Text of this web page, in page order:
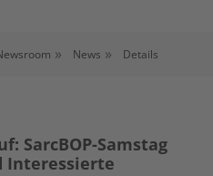
News Details
SarcBOP-Samstag
Interessierte